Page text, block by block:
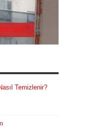
Temizlenir?